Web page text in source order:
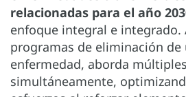
relacionadas para el año
enfoque integral e integrado.
programas de eliminación de
enfermedad, aborda
simultáneamente,